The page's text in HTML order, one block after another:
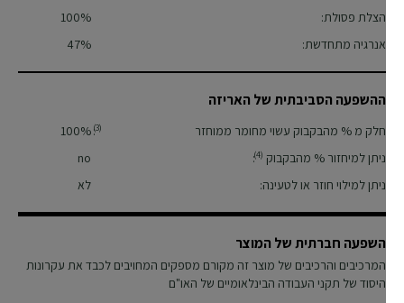
הצלת פסולת:
100%
אנרגיה מתחדשת:
47%
ההשפעה הסביבתית של האריזה
חלק מ % מהבקבוק עשוי מחומר ממוחזר
100%
ניתן למיחזור % מהבקבוק (4)
:
ניתן למילוי חוזר או לטעינה:
השפעה חברתית של המוצר
המרכיבים והרכיבים של מוצר זה מקורם מספקים המחויבים לכבד את עקרונות
היסוד של תקני העבודה הבינלאומיים של האו"ם